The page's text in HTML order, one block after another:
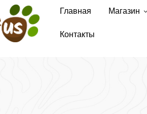
Главная Магазин
Контакты